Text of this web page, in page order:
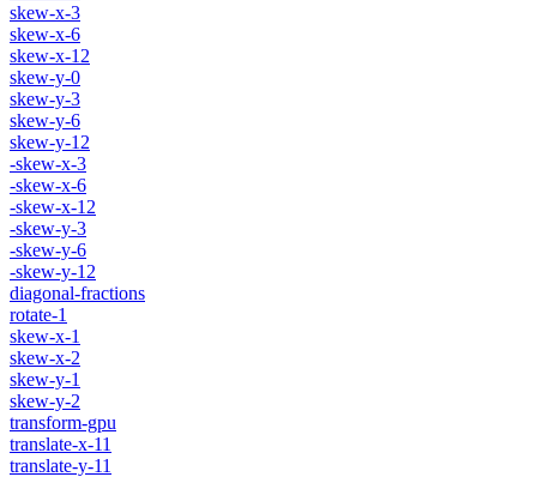
skew-x-3
skew-x-6
skew-x-12
skew-y-0
skew-y-3
skew-y-6
skew-y-12
-skew-x-3
-skew-x-6
-skew-x-12
-skew-y-3
-skew-y-6
-skew-y-12
diagonal-fractions
rotate-1
skew-x-1
skew-x-2
skew-y-1
skew-y-2
transform-gpu
translate-x-11
translate-y-11